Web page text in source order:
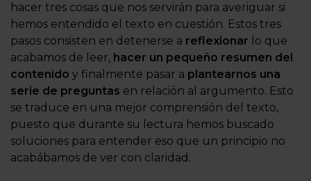
hacer tres cosas que nos servirán para averiguar si
hemos entendido el texto en cuestión. Estos tres
pasos consisten en detenerse a reflexionar lo que
acabamos de leer, hacer un pequeño resumen del
contenido y finalmente pasar a plantearnos una
serie de preguntas en relación al argumento. Esto
se traduce en una mejor comprensión del texto,
puesto que durante su lectura hemos buscado
soluciones para entender eso que un principio no
acabábamos de ver con claridad.